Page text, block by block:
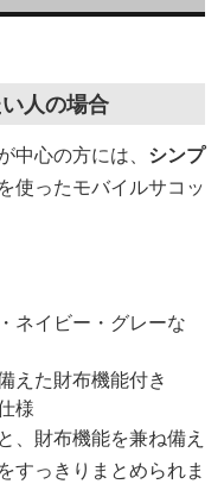
人の場合
心の方には、 シンプ
使ったモバイルサコッ
ネイビー・グレーな
えた財布機能付き
様
、財布機能を兼ね備え
すっきりまとめられま